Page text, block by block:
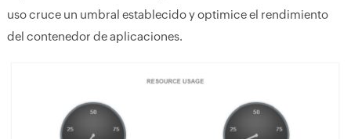
uso cruce un umbral establecido y optimice el rendimiento
del contenedor de aplicaciones.